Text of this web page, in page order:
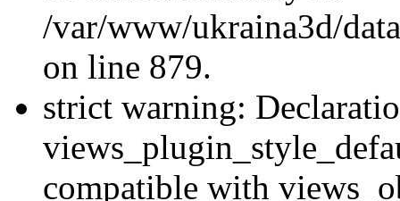
/var/www/ukraina3d/
on line 879.
strict warning:
compatible with